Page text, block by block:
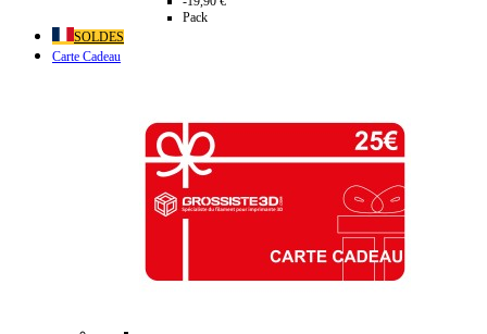
Pack
SOLDES
Carte Cadeau